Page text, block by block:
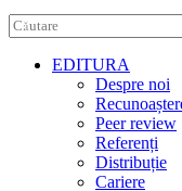
EDITURA
Despre noi
Peer review
Referenți
Distribuție
Cariere